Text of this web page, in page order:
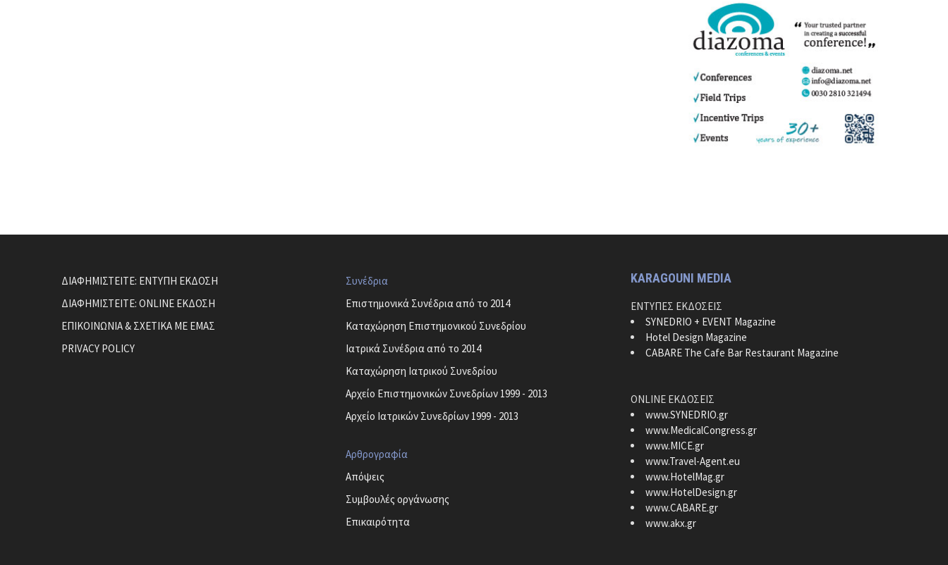
ΔΙΑΦΗΜΙΣΤΕΙΤΕ: ΕΝΤΥΠΗ ΕΚΔΟΣΗ
ΔΙΑΦΗΜΙΣΤΕΙΤΕ: ONLINE ΕΚΔΟΣΗ
ΕΠΙΚΟΙΝΩΝΙΑ & ΣΧΕΤΙΚΑ ΜΕ ΕΜΑΣ
PRIVACY POLICY
Συνέδρια
Επιστημονικά Συνέδρια από το 2014
Καταχώρηση Επιστημονικού Συνεδρίου
Ιατρικά Συνέδρια από το 2014
Καταχώρηση Ιατρικού Συνεδρίου
Αρχείο Επιστημονικών Συνεδρίων 1999 - 2013
Αρχείο Ιατρικών Συνεδρίων 1999 - 2013
Αρθρογραφία
Απόψεις
Συμβουλές οργάνωσης
Επικαιρότητα
KARAGOUNI MEDIA
ΕΝΤΥΠΕΣ ΕΚΔΟΣΕΙΣ
SYNEDRIO + EVENT Magazine
Hotel Design Magazine
CABARE The Cafe Bar Restaurant Magazine
ONLINE ΕΚΔΟΣΕΙΣ
www.SYNEDRIO.gr
www.MedicalCongress.gr
www.MICE.gr
www.Travel-Agent.eu
www.HotelMag.gr
www.HotelDesign.gr
www.CABARE.gr
www.akx.gr